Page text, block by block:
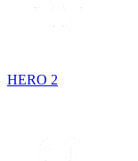
HERO 2